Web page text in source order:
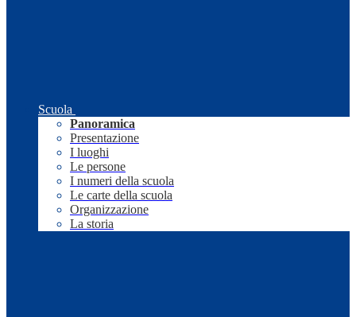
Scuola
Panoramica
Presentazione
I luoghi
Le persone
I numeri della scuola
Le carte della scuola
Organizzazione
La storia